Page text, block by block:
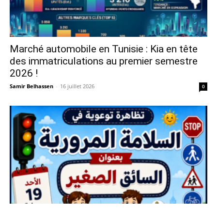
Marché automobile en Tunisie : Kia en tête
des immatriculations au premier semestre
2026 !
Samir Belhassen - 16 juillet 2026 0